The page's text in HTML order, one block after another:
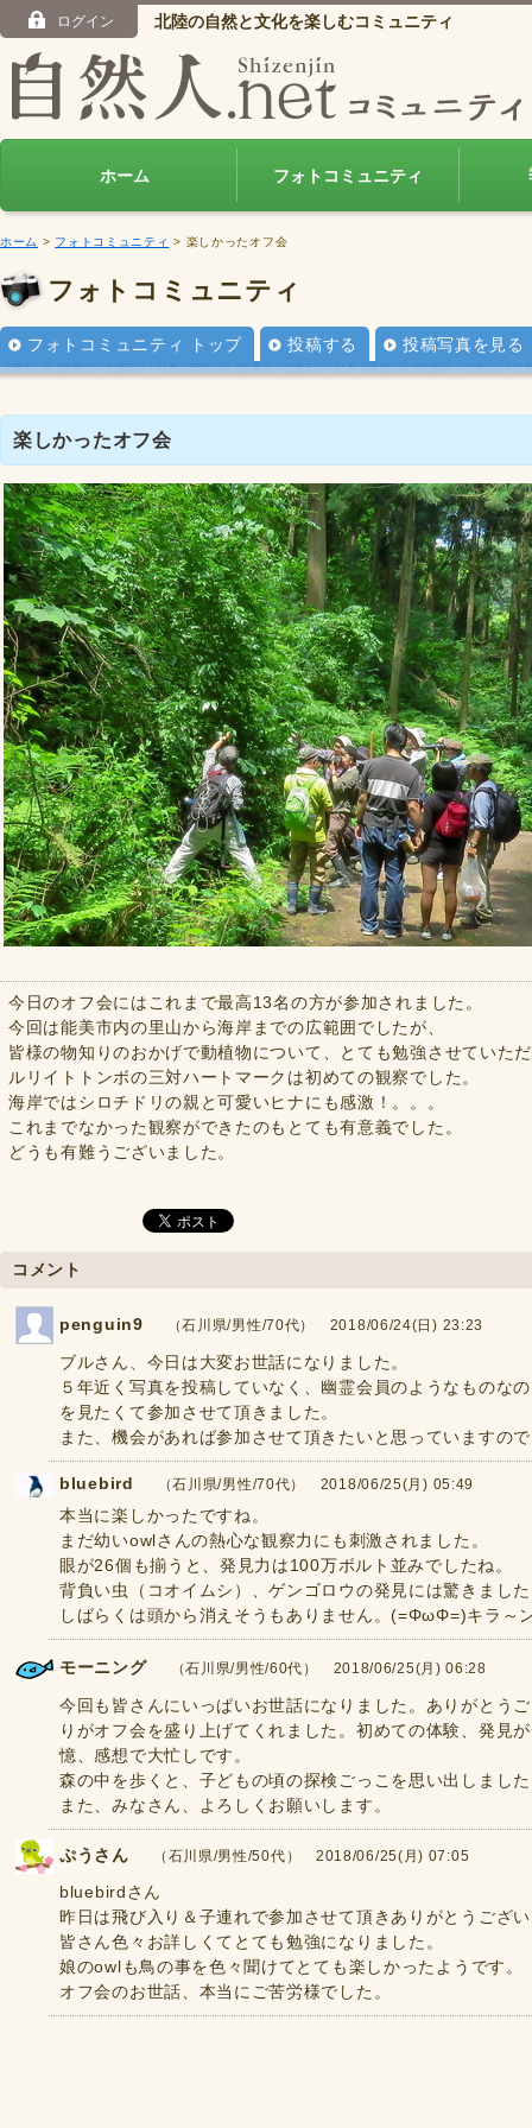
ログイン 北陸の自然と文化を楽しむコミュニティ
ホーム フォトコミュニティ
ホーム > フォトコミュニティ > 楽しかったオフ会
フォトコミュニティ
フォトコミュニティ トップ 投稿する 投稿写真を見る
楽しかったオフ会
今日のオフ会にはこれまで最高13名の方が参加されました。
今回は能美市内の里山から海岸までの広範囲でしたが、
皆様の物知りのおかげで動植物について、とても勉強させていた
ルリイトトンボの三対ハートマークは初めての観察でした。
海岸ではシロチドリの親と可愛いヒナにも感激！。。。
これまでなかった観察ができたのもとても有意義でした。
どうも有難うございました。
コメント
penguin9 （石川県/男性/70代） 2018/06/24(日) 23:23
ブルさん、今日は大変お世話になりました。
５年近く写真を投稿していなく、幽霊会員のようなものな
を見たくて参加させて頂きました。
また、機会があれば参加させて頂きたいと思っていますの
bluebird （石川県/男性/70代） 2018/06/25(月) 05:49
本当に楽しかったですね。
まだ幼いowlさんの熱心な観察力にも刺激されました。
眼が26個も揃うと、発見力は100万ボルト並みでしたね。
背負い虫（コオイムシ）、ゲンゴロウの発見には驚きまし
しばらくは頭から消えそうもありません。(=ΦωΦ=)キラ～
モーニング （石川県/男性/60代） 2018/06/25(月) 06:28
今回も皆さんにいっぱいお世話になりました。ありがとう
りがオフ会を盛り上げてくれました。初めての体験、発見
憶、感想で大忙しです。
森の中を歩くと、子どもの頃の探検ごっこを思い出しまし
また、みなさん、よろしくお願いします。
ぷうさん （石川県/男性/50代） 2018/06/25(月) 07:05
bluebirdさん
昨日は飛び入り＆子連れで参加させて頂きありがとうござ
皆さん色々お詳しくてとても勉強になりました。
娘のowlも鳥の事を色々聞けてとても楽しかったようです。
オフ会のお世話、本当にご苦労様でした。